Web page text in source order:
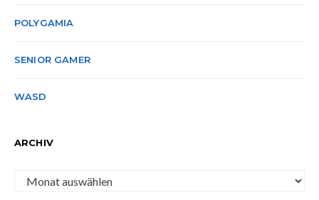
POLYGAMIA
SENIOR GAMER
WASD
ARCHIV
Archiv